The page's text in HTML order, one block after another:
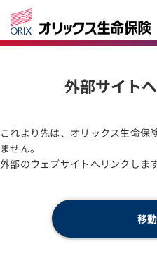
外部サイト
これより先は、オリックス生命保
ません。
外部のウェブサイトへリンクします
移